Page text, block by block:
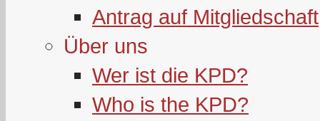
Antrag auf Mitgliedschaft
Über uns
Wer ist die KPD?
Who is the KPD?